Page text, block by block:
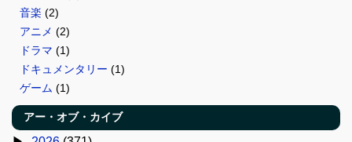
音楽 (2)
アニメ (2)
ドラマ (1)
ドキュメンタリー (1)
ゲーム (1)
アー・オブ・カイブ